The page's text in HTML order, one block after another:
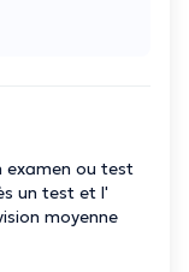
examen ou test
un test et l'
moyenne